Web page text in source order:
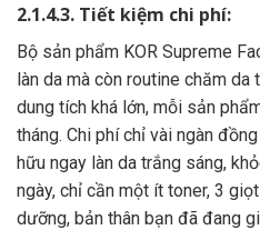
2.1.4.3. Tiết kiệm chi phí:
Bộ sản phẩm KOR Supreme
làn da mà còn routine chăm
dung tích khá lớn, mỗi sản
tháng. Chi phí chỉ vài ngàn
hữu ngay làn da trắng sáng,
ngày, chỉ cần một ít toner, 3
dưỡng, bản thân bạn đã đang